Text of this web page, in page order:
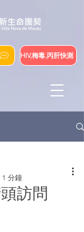
HIV,梅毒,丙肝快測
訪問
1 分鐘